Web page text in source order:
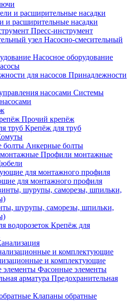
и расширительные насадки
Пресс-инструмент
Насосно-смесительный
Насосное оборудование
Принадлежности
Системы
Прочий крепёж
Крепёж для труб
Анкерные болты
Профили монтажные
для монтажного профиля
шурупы, саморезы, шпильки,
Крепёж для
и комплектующие
Фасонные элементы
Предохранительная
Клапаны обратные